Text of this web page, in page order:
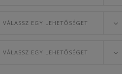
VÁLASSZ EGY LEHETŐSÉGET
VÁLASSZ EGY LEHETŐSÉGET